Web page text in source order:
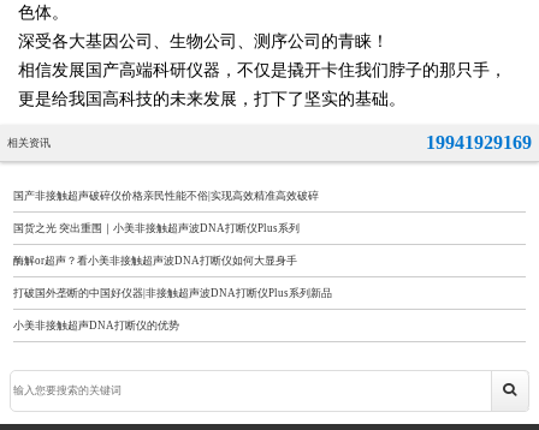
色体。
深受各大基因公司、生物公司、测序公司的青睐！
相信发展国产高端科研仪器，不仅是撬开卡住我们脖子的那只手，
更是给我国高科技的未来发展，打下了坚实的基础。
相关资讯 19941929169
国产非接触超声破碎仪价格亲民性能不俗|实现高效精准高效破碎
国货之光 突出重围｜小美非接触超声波DNA打断仪Plus系列
酶解or超声？看小美非接触超声波DNA打断仪如何大显身手
打破国外垄断的中国好仪器|非接触超声波DNA打断仪Plus系列新品
小美非接触超声DNA打断仪的优势